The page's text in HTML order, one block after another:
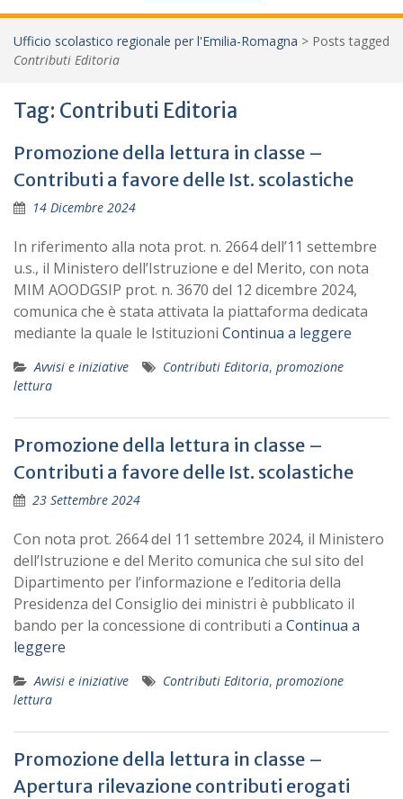
Ufficio scolastico regionale per l'Emilia-Romagna > Posts tagged
Contributi Editoria
Tag: Contributi Editoria
Promozione della lettura in classe –
Contributi a favore delle Ist. scolastiche
14 Dicembre 2024
In riferimento alla nota prot. n. 2664 dell’11 settembre
u.s., il Ministero dell’Istruzione e del Merito, con nota
MIM AOODGSIP prot. n. 3670 del 12 dicembre 2024,
comunica che è stata attivata la piattaforma dedicata
mediante la quale le Istituzioni Continua a leggere
Avvisi e iniziative Contributi Editoria, promozione
lettura
Promozione della lettura in classe –
Contributi a favore delle Ist. scolastiche
23 Settembre 2024
Con nota prot. 2664 del 11 settembre 2024, il Ministero
dell’Istruzione e del Merito comunica che sul sito del
Dipartimento per l’informazione e l’editoria della
Presidenza del Consiglio dei ministri è pubblicato il
bando per la concessione di contributi a Continua a
leggere
Avvisi e iniziative Contributi Editoria, promozione
lettura
Promozione della lettura in classe –
Apertura rilevazione contributi erogati